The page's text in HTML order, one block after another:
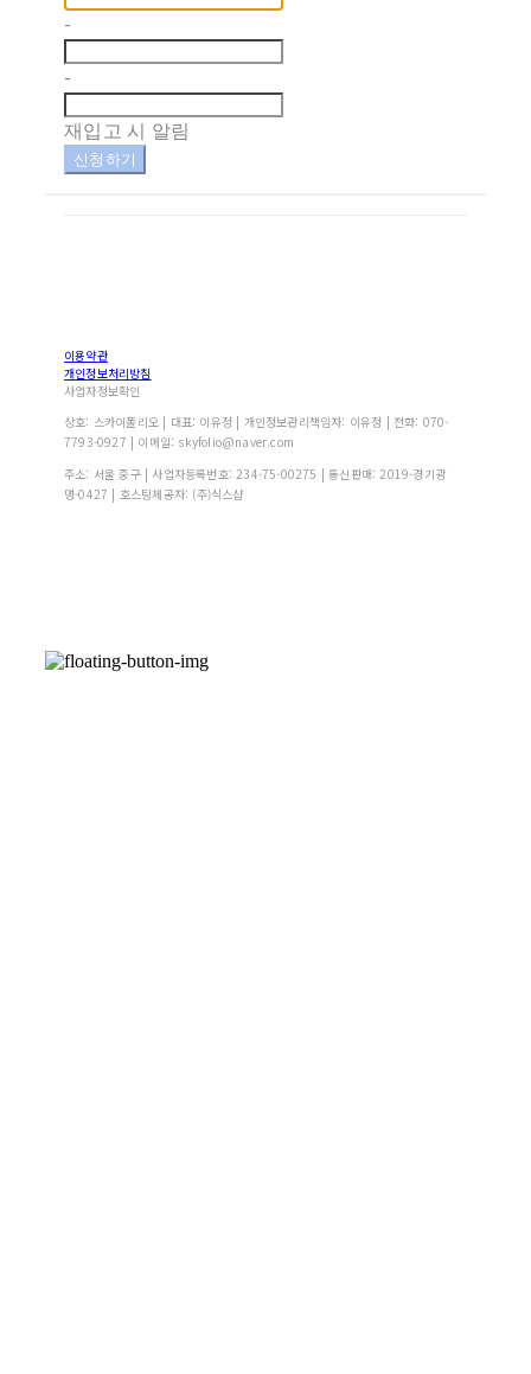
-
-
재입고 시 알림
신청하기
이용약관
개인정보처리방침
사업자정보확인
상호: 스카이폴리오 | 대표: 이유정 | 개인정보관리책임자: 이유정 | 전화: 070-
7793-0927 | 이메일: skyfolio@naver.com
주소: 서울 중구 | 사업자등록번호: 234-75-00275 | 통신판매: 2019-경기광
명-0427 | 호스팅제공자: (주)식스샵